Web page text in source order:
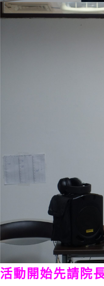
活動開始先請院